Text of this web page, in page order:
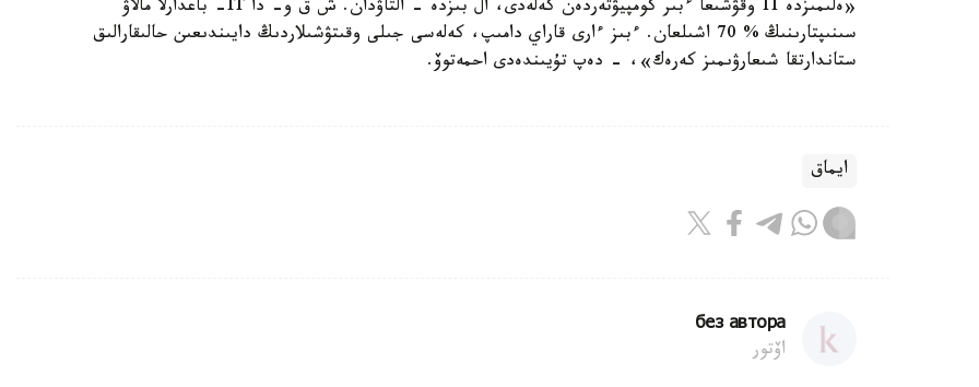
«ەلىمىزدە 11 وقۋشىعا ءبىر كومپيۋتەردەن كەلەدى، ال بىزدە - التاۋدان. ش ق و- دا IT- باعدارلا مالاۋ
سىنىپتارىنىڭ % 70 اشىلعان. ءبىز ءارى قاراي دامىپ، كەلەسى جىلى وقىتۋشىلاردىڭ دايىندىعىن حالىقارالىق
ستاندارتقا شىعارۋىمىز كەرەك»، - دەپ تۇيىندەدى احمەتوۆ.
ايماق
без автора
اۆتور